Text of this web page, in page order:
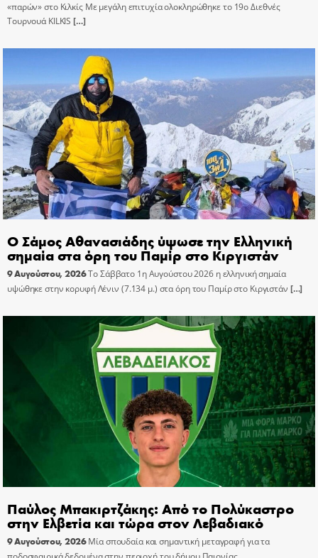
«παρών» στο Κιλκίς Με μεγάλη επιτυχία ολοκληρώθηκε το 19ο Διεθνές
Τουρνουά KILKIS […]
Ο Σάμος Αθανασιάδης ύψωσε την Ελληνική
σημαία στα όρη του Παμίρ στο Κιργιστάν
9 Αυγούστου, 2026Το Σάββατο 1η Αυγούστου 2026 η ελληνική σημαία
υψώθηκε στην κορυφή Λένιν (7.134 μ.) στα όρη του Παμίρ στο Κιργιστάν […]
Παύλος Μπακιρτζάκης: Από το Πολύκαστρο
στην Ελβετία και τώρα στον Λεβαδιακό
9 Αυγούστου, 2026 Μία σπουδαία και σημαντική μεταγραφή για τα